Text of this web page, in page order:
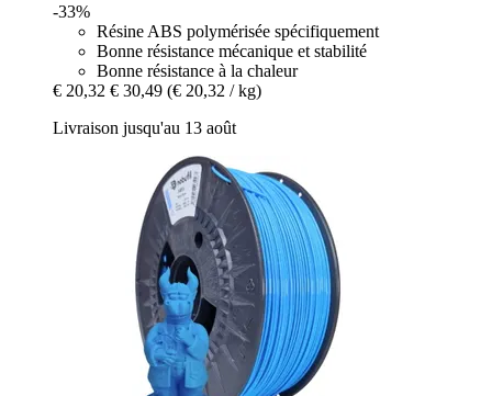
-33%
Résine ABS polymérisée spécifiquement
Bonne résistance mécanique et stabilité
Bonne résistance à la chaleur
€ 20,32 € 30,49 (€ 20,32 / kg)
Livraison jusqu'au 13 août